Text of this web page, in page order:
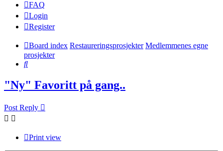
FAQ
Login
Register
Board index Restaureringsprosjekter Medlemmenes egne
prosjekter
Search
"Ny" Favoritt på gang..
Post Reply
Print view